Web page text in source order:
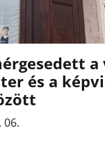
a
és a
06.